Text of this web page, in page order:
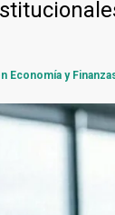
Economía y